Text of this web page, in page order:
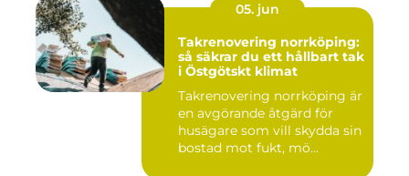
05. jun
Takrenovering norrköping:
så säkrar du ett hållbart tak
i Östgötskt klimat
Takrenovering norrköping är
en avgörande åtgärd för
husägare som vill skydda sin
bostad mot fukt, mö...